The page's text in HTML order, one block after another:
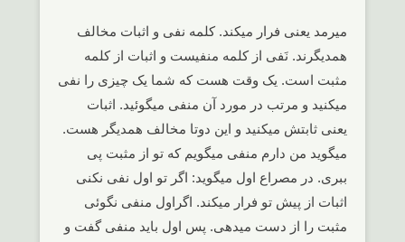
میرمد یعنی فرار میکند. کلمه نفی و اثبات مخالف
همدیگرند. نَفی از کلمه منفیست و اثبات از کلمه
مثبت است. یک وقت هست که شما یک چیزی را نفی
میکنید و مرتب در مورد آن منفی میگوئید. اثبات
یعنی ثابتش میکنید و این دوتا مخالف همدیگر هست.
میگوید من دارم منفی میگویم که تو از مثبت پی
ببری. در مصراع اول میگوید: اگر تو اول نفی نکنی
اثبات از پیش تو فرار میکند. اگراول منفی نگوئی
مثبت را از دست میدهی. پس اول باید منفی گفت و